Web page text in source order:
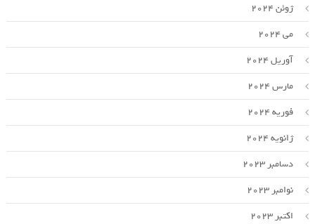
ژوئن 2024
می 2024
آوریل 2024
مارس 2024
فوریه 2024
ژانویه 2024
دسامبر 2023
نوامبر 2023
اکتبر 2023